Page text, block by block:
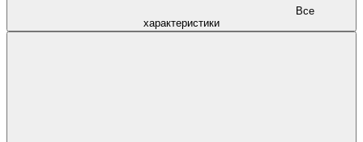
характеристики